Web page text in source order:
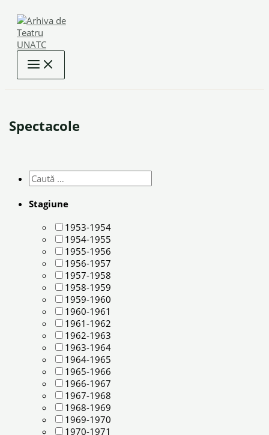
content
Spectacole
Stagiune
1953-1954
1954-1955
1955-1956
1956-1957
1957-1958
1958-1959
1959-1960
1960-1961
1961-1962
1962-1963
1963-1964
1964-1965
1965-1966
1966-1967
1967-1968
1968-1969
1969-1970
1970-1971